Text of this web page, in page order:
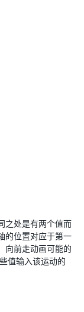
之处是有两个值而
的位置对应于第一
向前走动画可能的
值输入该运动的